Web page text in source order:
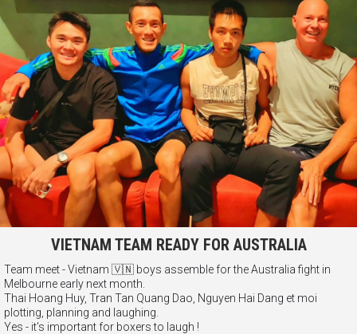
VIETNAM TEAM READY FOR AUSTRALIA
Team meet - Vietnam 🇻🇳 boys assemble for the Australia fight in
Melbourne early next month.
Thai Hoang Huy, Tran Tan Quang Dao, Nguyen Hai Dang et moi
plotting, planning and laughing.
Yes - it's important for boxers to laugh !